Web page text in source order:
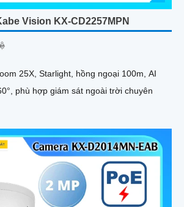
Vision KX-CD2257MPN
25X, Starlight, hồng ngoại 100m, AI
phù hợp giám sát ngoài trời chuyên